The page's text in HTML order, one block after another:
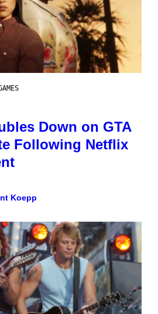
Down on GTA
Following Netflix
Koepp